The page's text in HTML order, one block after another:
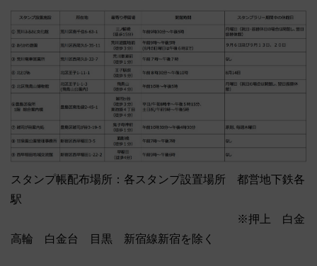
スタンプ帳配布場所：各スタンプ設置場所 都営地下鉄各
駅
※押上 白金
高輪 白金台 目黒 新宿線新宿を除く